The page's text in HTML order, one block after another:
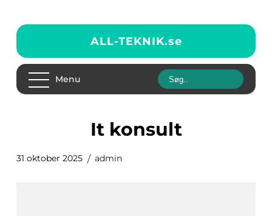
ALL-TEKNIK.se
Menu
It konsult
31 oktober 2025 admin